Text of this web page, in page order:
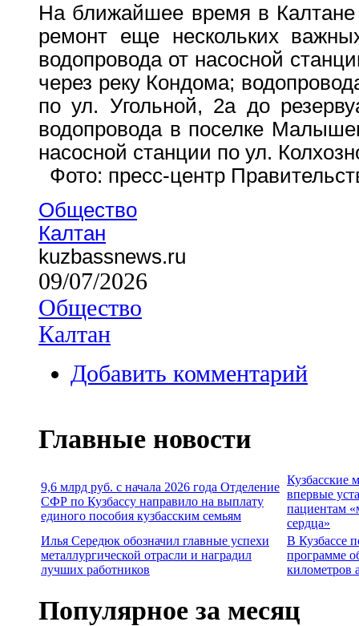
На ближайшее время в Калтане
ремонт еще нескольких
водопровода от насосной
через реку Кондома;
по ул. Угольной, 2а до
водопровода в поселке
насосной станции по ул.
Фото: пресс-центр
Общество
Калтан
kuzbassnews.ru
09/07/2026
Общество
Калтан
Добавить комментарий
Главные новости
9,6 млрд руб. с начала 2026 года Отделение
СФР по Кузбассу направило на выплату
единого пособия кузбасским семьям
Кузбасские
впервые
пациентам
сердца»
Илья Середюк обозначил главные успехи
металлургической отрасли и наградил
лучших работников
В Кузбассе
программе
километров
Популярное за месяц